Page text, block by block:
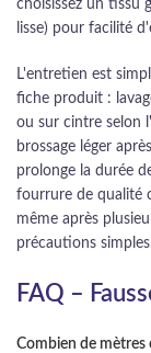
choisissez un tissu
lisse) pour facilité
L'entretien est
fiche produit :
ou sur cintre selon
brossage léger
prolonge la durée
fourrure de qualité
même après
précautions
FAQ –
Combien de